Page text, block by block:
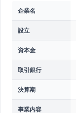
企業名
設立
資本金
取引銀行
決算期
事業内容